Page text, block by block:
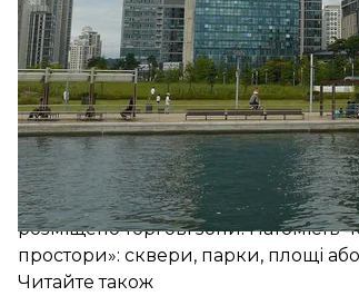
потреби в енергії, витрати води
Хоч місто й заклали ще 2000-го
здали перші об'єкти — зокрема й
комплекс Songdo Convensia, а також
островом.
Сонґдо спроєктований так, що з
велосипедом щонайбільше за 15
зонування: у Сонґдо офісні
розміщено торгові зони. Натомість
простори»: сквери, парки, площі
Читайте також